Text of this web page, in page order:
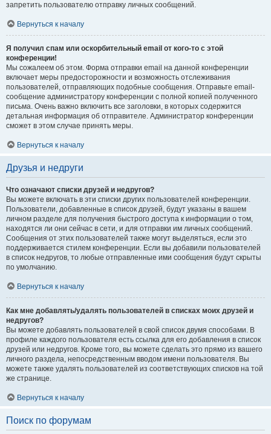
запретить пользователю отправку личных сообщений.
Вернуться к началу
Я получил спам или оскорбительный email от кого-то с этой
конференции!
Мы сожалеем об этом. Форма отправки email на данной конференции
включает меры предосторожности и возможность отслеживания
пользователей, отправляющих подобные сообщения. Отправьте email-
сообщение администратору конференции с полной копией полученного
письма. Очень важно включить все заголовки, в которых содержится
детальная информация об отправителе. Администратор конференции
сможет в этом случае принять меры.
Вернуться к началу
Друзья и недруги
Что означают списки друзей и недругов?
Вы можете включать в эти списки других пользователей конференции.
Пользователи, добавленные в список друзей, будут указаны в вашем
личном разделе для получения быстрого доступа к информации о том,
находятся ли они сейчас в сети, и для отправки им личных сообщений.
Сообщения от этих пользователей также могут выделяться, если это
поддерживается стилем конференции. Если вы добавили пользователей
в список недругов, то любые отправленные ими сообщения будут скрыты
по умолчанию.
Вернуться к началу
Как мне добавлять/удалять пользователей в списках моих друзей и
недругов?
Вы можете добавлять пользователей в свой список двумя способами. В
профиле каждого пользователя есть ссылка для его добавления в список
друзей или недругов. Кроме того, вы можете сделать это прямо из вашего
личного раздела, непосредственным вводом имени пользователя. Вы
можете также удалять пользователей из соответствующих списков на той
же странице.
Вернуться к началу
Поиск по форумам